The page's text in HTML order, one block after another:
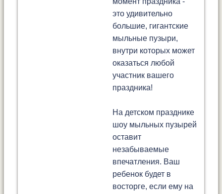
это удивительно
большие, гигантские
мыльные пузыри,
внутри которых может
оказаться любой
участник вашего
праздника!
На детском празднике
шоу мыльных пузырей
оставит
незабываемые
впечатления. Ваш
ребенок будет в
восторге, если ему на